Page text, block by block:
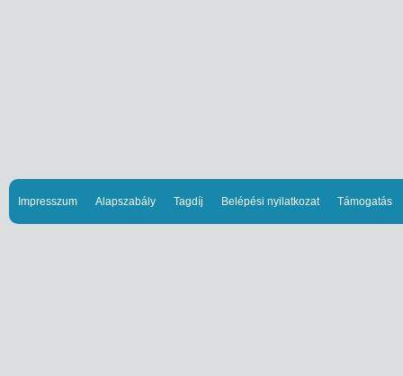
Impresszum Alapszabály Tagdíj Belépési nyilatkozat Támogatás